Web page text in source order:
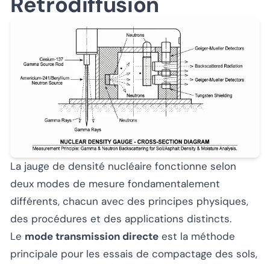
La jauge de densité nucléaire fonctionne selon
deux modes de mesure fondamentalement
différents, chacun avec des principes physiques,
des procédures et des applications distincts.
Le mode transmission directe est la méthode
principale pour les essais de compactage des sols,